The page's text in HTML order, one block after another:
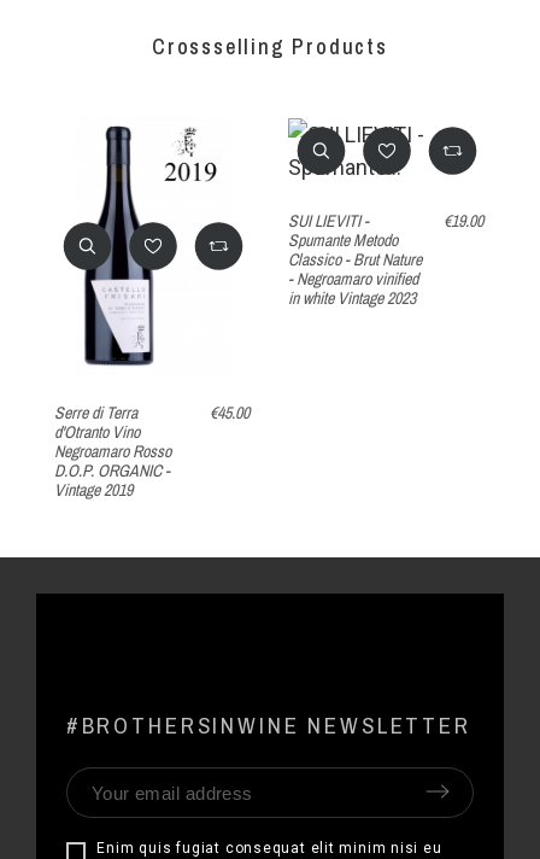
Crossselling Products
SUI LIEVITI -
Spumante Metodo
Classico - Brut Nature
- Negroamaro vinified
in white Vintage 2023
€19.00
#BROTHERSINWINE NEWSLETTER
Enim quis fugiat consequat elit minim nisi eu